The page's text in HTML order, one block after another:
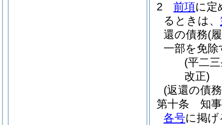
2
前項に定
るときは、
還の債務(
一部を免
(平二
改正)
(返還の債
第十条
知
各号に掲